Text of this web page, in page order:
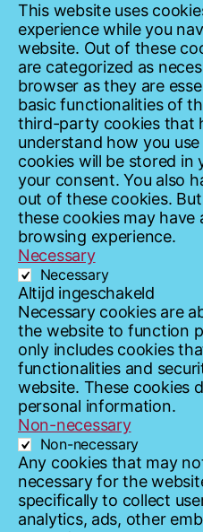
This website uses
experience while you
website. Out of these
are categorized as
browser as they are
basic functionalities of
third-party cookies that
understand how you
cookies will be stored in
your consent. You also
out of these cookies.
these cookies may
browsing experience.
Necessary
Necessary
Altijd ingeschakeld
Necessary cookies are
the website to function
only includes cookies
functionalities and
website. These cookies
personal information.
Non-necessary
Non-necessary
Any cookies that may
necessary for the
specifically to collect
analytics, ads, other